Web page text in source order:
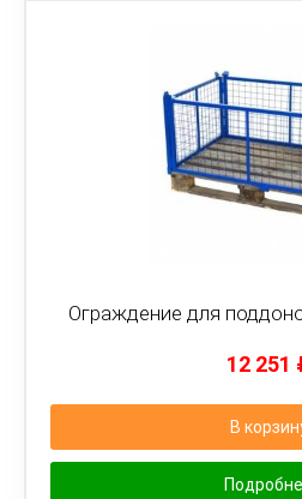
Ограждение для
12 251
В